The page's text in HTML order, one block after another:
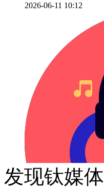
2026-06-11 10:12
发现钛媒体